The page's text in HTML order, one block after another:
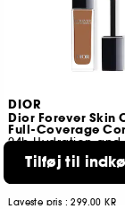
DIOR
Dior Forever Skin
Full-Coverage
24h Hydration and
126
179,00 KR
Laveste pris : 299,00 KR
Tilføj til